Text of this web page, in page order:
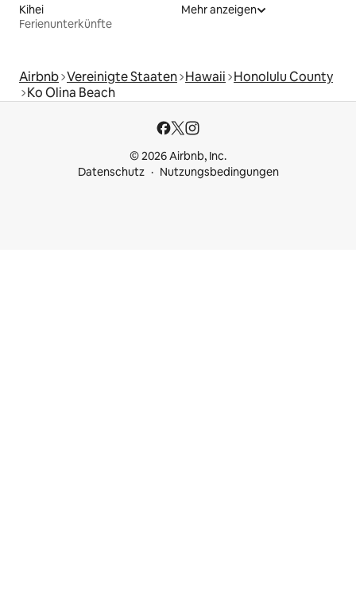
Kihei
Ferienunterkünfte
Mehr anzeigen
Airbnb Vereinigte Staaten Hawaii Honolulu County
Ko Olina Beach
© 2026 Airbnb, Inc.
Datenschutz
Nutzungsbedingungen